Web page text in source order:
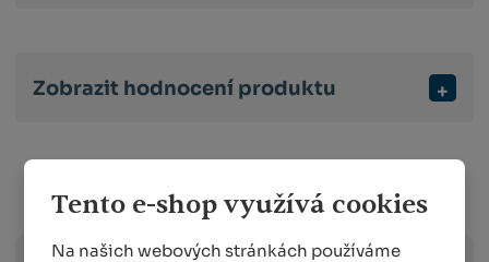
Tento e-shop využívá cookies
Na našich webových stránkách používáme
Zobrazit hodnocení produktu
Info o přepravě: